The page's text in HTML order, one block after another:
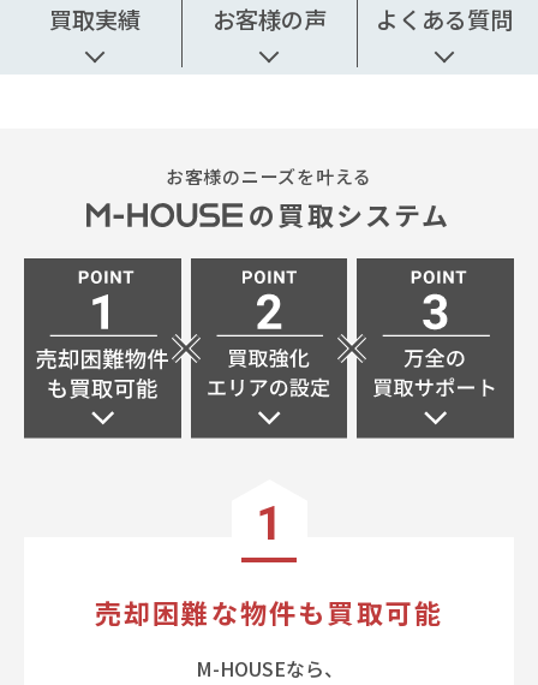
買取実績 お客様の声 よくある質問
お客様のニーズを叶える
の買取システム
1
売却困難な物件も買取可能
M-HOUSEなら、